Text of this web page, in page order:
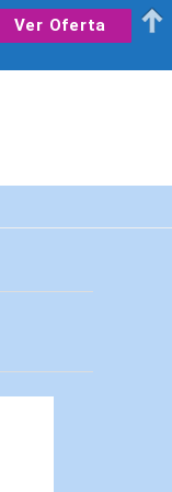
Ver Oferta